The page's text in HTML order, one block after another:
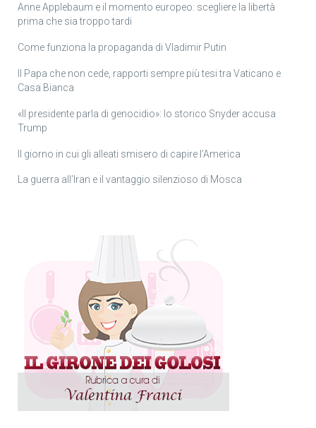
Anne Applebaum e il momento europeo: scegliere la libertà
prima che sia troppo tardi
Come funziona la propaganda di Vladimir Putin
Il Papa che non cede, rapporti sempre più tesi tra Vaticano e
Casa Bianca
«Il presidente parla di genocidio»: lo storico Snyder accusa
Trump
Il giorno in cui gli alleati smisero di capire l’America
La guerra all’Iran e il vantaggio silenzioso di Mosca